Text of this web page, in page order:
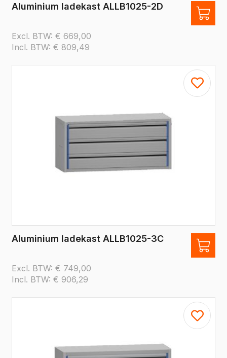
Aluminium ladekast ALLB1025-2D
Excl. BTW: € 669,00
Incl. BTW: € 809,49
Aluminium ladekast ALLB1025-3C
Excl. BTW: € 749,00
Incl. BTW: € 906,29